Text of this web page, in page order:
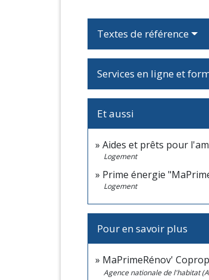
Textes de référence
Services en ligne et
Et aussi
Aides et prêts pour
Logement
Prime énergie
Logement
Pour en savoir plus
MaPrimeRénov'
Agence nationale de l'habitat